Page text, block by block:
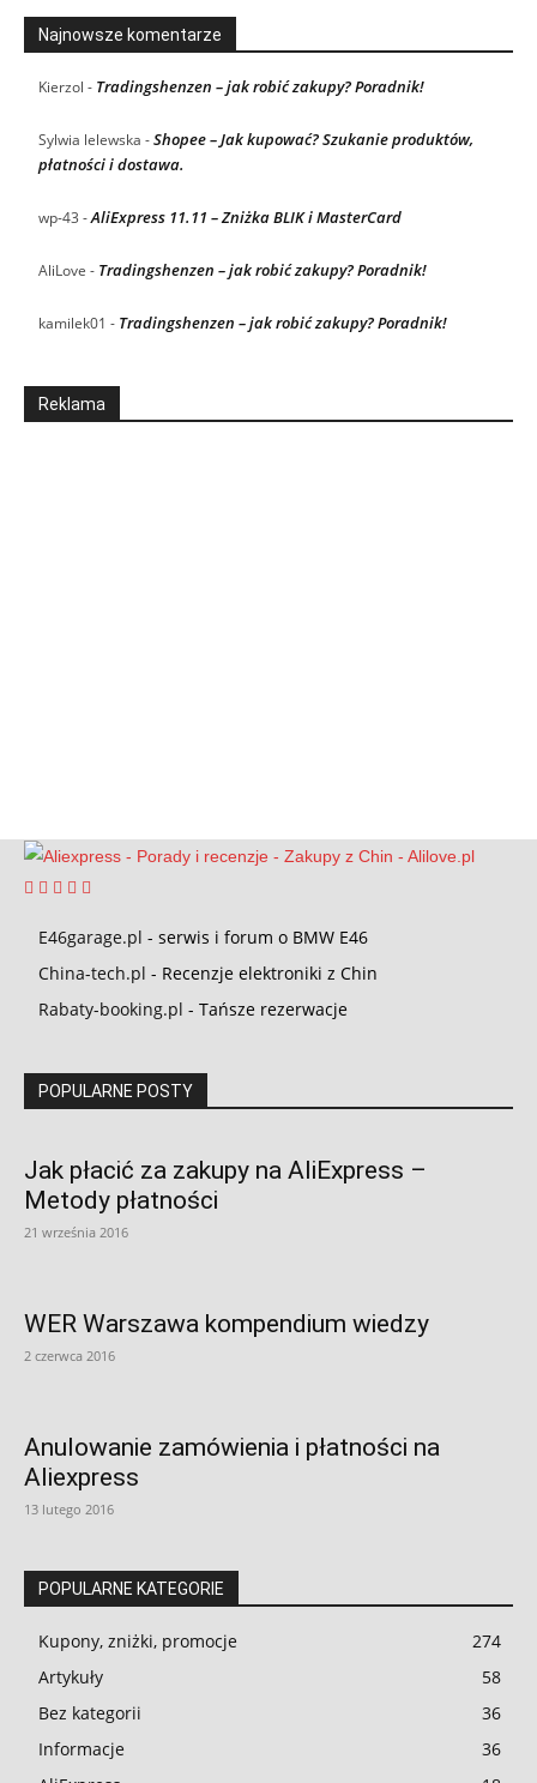
Najnowsze komentarze
Kierzol - Tradingshenzen – jak robić zakupy? Poradnik!
Sylwia lelewska -Shopee – Jak kupować? Szukanie produktów,
płatności i dostawa.
wp-43 -AliExpress 11.11 – Zniżka BLIK i MasterCard
AliLove - Tradingshenzen – jak robić zakupy? Poradnik!
kamilek01 - Tradingshenzen – jak robić zakupy? Poradnik!
Reklama
E46garage.pl - serwis i forum o BMW E46
China-tech.pl - Recenzje elektroniki z Chin
Rabaty-booking.pl - Tańsze rezerwacje
POPULARNE POSTY
Jak płacić za zakupy na AliExpress –
Metody płatności
21 września 2016
WER Warszawa kompendium wiedzy
2 czerwca 2016
Anulowanie zamówienia i płatności na
Aliexpress
13 lutego 2016
POPULARNE KATEGORIE
Kupony, zniżki, promocje
274
Artykuły
58
Bez kategorii
36
Informacje
36